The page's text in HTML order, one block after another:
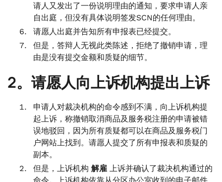
请人又发出了一份说明理由的通知，要求申请人亲
自出庭，但没有具体说明签发SCN的任何理由。
请愿人出庭并告知所有申报表已经提交。
但是，答辩人无视此类陈述，拒绝了撤销申请，理
由是没有提交金额和质疑的细节。
2。请愿人向上诉机构提出上诉
申请人对裁决机构的命令感到不满，向上诉机构提
起上诉，称撤销取消商品及服务税注册的申请被错
误地驳回，因为所有质疑都可以在商品及服务税门
户网站上找到。请愿人提交了所有申报表和质疑的
副本。
但是，上诉机构 解雇 上诉并确认了裁决机构通过的